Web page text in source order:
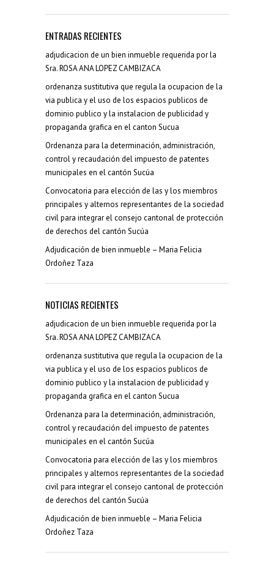
ENTRADAS RECIENTES
adjudicacion de un bien inmueble requerida por la
Sra. ROSA ANA LOPEZ CAMBIZACA
ordenanza sustitutiva que regula la ocupacion de la
via publica y el uso de los espacios publicos de
dominio publico y la instalacion de publicidad y
propaganda grafica en el canton Sucua
Ordenanza para la determinación, administración,
control y recaudación del impuesto de patentes
municipales en el cantón Sucúa
Convocatoria para elección de las y los miembros
principales y alternos representantes de la sociedad
civil para integrar el consejo cantonal de protección
de derechos del cantón Sucúa
Adjudicación de bien inmueble – Maria Felicia
Ordoñez Taza
NOTICIAS RECIENTES
adjudicacion de un bien inmueble requerida por la
Sra. ROSA ANA LOPEZ CAMBIZACA
ordenanza sustitutiva que regula la ocupacion de la
via publica y el uso de los espacios publicos de
dominio publico y la instalacion de publicidad y
propaganda grafica en el canton Sucua
Ordenanza para la determinación, administración,
control y recaudación del impuesto de patentes
municipales en el cantón Sucúa
Convocatoria para elección de las y los miembros
principales y alternos representantes de la sociedad
civil para integrar el consejo cantonal de protección
de derechos del cantón Sucúa
Adjudicación de bien inmueble – Maria Felicia
Ordoñez Taza